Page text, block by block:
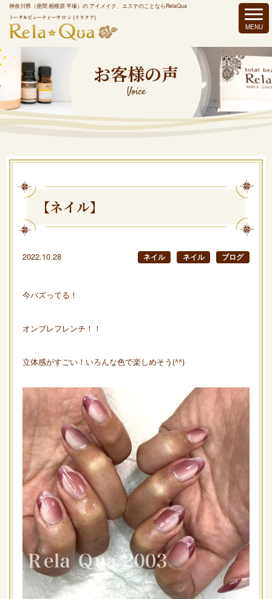
神奈川県（座間 相模原 平塚）の アイメイク、エステのことならRelaQua
お客様の声
Voice
【ネイル】
2022.10.28 ネイル ネイル ブログ
今バズってる！
オンブレフレンチ！！
立体感がすごい！いろんな色で楽しめそう(^^)